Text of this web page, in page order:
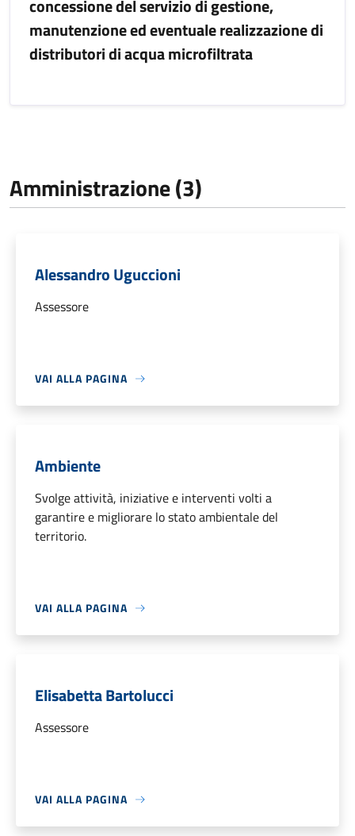
concessione del servizio di gestione,
manutenzione ed eventuale realizzazione di
distributori di acqua microfiltrata
Amministrazione (3)
Alessandro Uguccioni
Assessore
VAI ALLA PAGINA
Ambiente
Svolge attività, iniziative e interventi volti a
garantire e migliorare lo stato ambientale del
territorio.
VAI ALLA PAGINA
Elisabetta Bartolucci
Assessore
VAI ALLA PAGINA